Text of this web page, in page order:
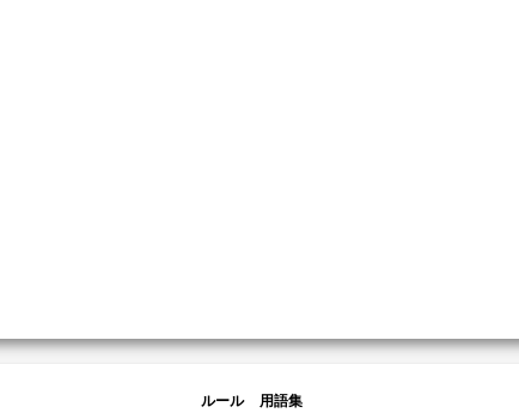
ルール 用語集